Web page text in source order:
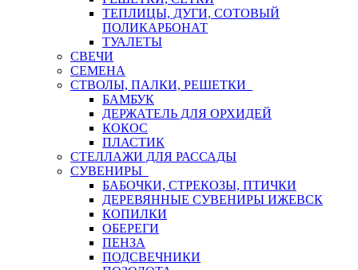
ТЕПЛИЦЫ, ДУГИ, СОТОВЫЙ
ПОЛИКАРБОНАТ
ТУАЛЕТЫ
СВЕЧИ
СЕМЕНА
СТВОЛЫ, ПАЛКИ, РЕШЕТКИ
БАМБУК
ДЕРЖАТЕЛЬ ДЛЯ ОРХИДЕЙ
КОКОС
ПЛАСТИК
СТЕЛЛАЖИ ДЛЯ РАССАДЫ
СУВЕНИРЫ
БАБОЧКИ, СТРЕКОЗЫ, ПТИЧКИ
ДЕРЕВЯННЫЕ СУВЕНИРЫ ИЖЕВСК
КОПИЛКИ
ОБЕРЕГИ
ПЕНЗА
ПОДСВЕЧНИКИ